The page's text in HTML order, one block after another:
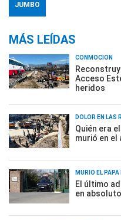
JUMBO
MÁS LEÍDAS
CONMOCIÓN
Acceso
heridos
DOLOR EN LAS
Quién era
murió en el
MURIÓ EL PAPÁ
El último
en